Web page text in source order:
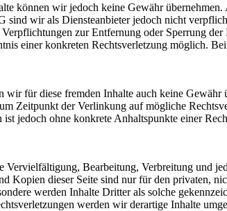
können wir jedoch keine Gewähr
wir als Diensteanbieter jedoch nicht
zur Entfernung oder Sperrung
einer konkreten Rechtsverletzung möglich.
für diese fremden Inhalte auch keine Gewähr
Zeitpunkt der Verlinkung auf mögliche
jedoch ohne konkrete Anhaltspunkte einer
Bearbeitung, Verbreitung und
Kopien dieser Seite sind nur für den privaten,
werden Inhalte Dritter als solche
werden wir derartige Inhalte